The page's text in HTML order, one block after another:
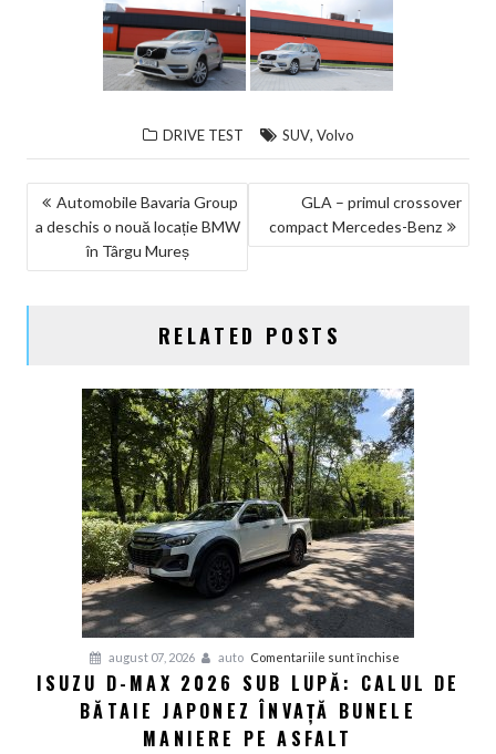
DRIVE TEST SUV, Volvo
NAVIGARE
ÎN
ARTICOLE
Automobile Bavaria Group
a deschis o nouă locație BMW
în Târgu Mureș
GLA – primul crossover
compact Mercedes-Benz
RELATED POSTS
august 07, 2026 auto Comentariile sunt închise
D-
ISUZU D-MAX 2026 SUB LUPĂ: CALUL DE
BĂTAIE JAPONEZ ÎNVAȚĂ BUNELE
MANIERE PE ASFALT